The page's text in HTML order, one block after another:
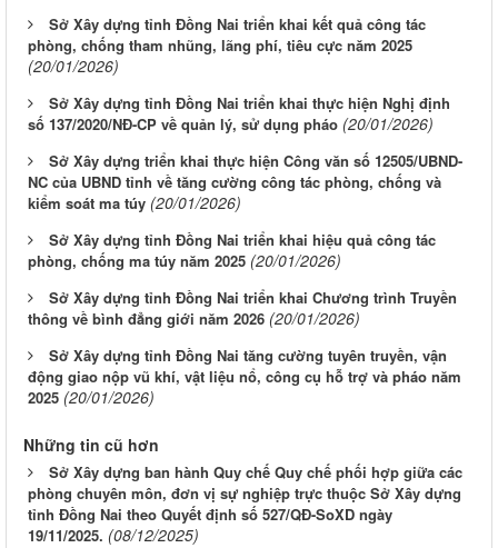
Sở Xây dựng tỉnh Đồng Nai triển khai kết quả công tác
phòng, chống tham nhũng, lãng phí, tiêu cực năm 2025
(20/01/2026)
Sở Xây dựng tỉnh Đồng Nai triển khai thực hiện Nghị định
số 137/2020/NĐ-CP về quản lý, sử dụng pháo (20/01/2026)
Sở Xây dựng triển khai thực hiện Công văn số 12505/UBND-
NC của UBND tỉnh về tăng cường công tác phòng, chống và
kiểm soát ma túy (20/01/2026)
Sở Xây dựng tỉnh Đồng Nai triển khai hiệu quả công tác
phòng, chống ma túy năm 2025 (20/01/2026)
Sở Xây dựng tỉnh Đồng Nai triển khai Chương trình Truyền
thông về bình đẳng giới năm 2026 (20/01/2026)
Sở Xây dựng tỉnh Đồng Nai tăng cường tuyên truyền, vận
động giao nộp vũ khí, vật liệu nổ, công cụ hỗ trợ và pháo năm
2025 (20/01/2026)
Những tin cũ hơn
Sở Xây dựng ban hành Quy chế Quy chế phối hợp giữa các
phòng chuyên môn, đơn vị sự nghiệp trực thuộc Sở Xây dựng
tỉnh Đồng Nai theo Quyết định số 527/QĐ-SoXD ngày
19/11/2025. (08/12/2025)